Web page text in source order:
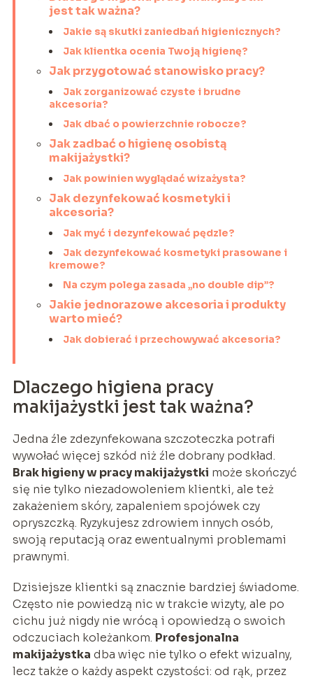
jest tak ważna?
Jakie są skutki zaniedbań higienicznych?
Jak klientka ocenia Twoją higienę?
Jak przygotować stanowisko pracy?
Jak zorganizować czyste i brudne
akcesoria?
Jak dbać o powierzchnie robocze?
Jak zadbać o higienę osobistą
makijażystki?
Jak powinien wyglądać wizażysta?
Jak dezynfekować kosmetyki i
akcesoria?
Jak myć i dezynfekować pędzle?
Jak dezynfekować kosmetyki prasowane i
kremowe?
Na czym polega zasada „no double dip”?
Jakie jednorazowe akcesoria i produkty
warto mieć?
Jak dobierać i przechowywać akcesoria?
Dlaczego higiena pracy
makijażystki jest tak ważna?
Jedna źle zdezynfekowana szczoteczka potrafi
wywołać więcej szkód niż źle dobrany podkład.
Brak higieny w pracy makijażystki może skończyć
się nie tylko niezadowoleniem klientki, ale też
zakażeniem skóry, zapaleniem spojówek czy
opryszczką. Ryzykujesz zdrowiem innych osób,
swoją reputacją oraz ewentualnymi problemami
prawnymi.
Dzisiejsze klientki są znacznie bardziej świadome.
Często nie powiedzą nic w trakcie wizyty, ale po
cichu już nigdy nie wrócą i opowiedzą o swoich
odczuciach koleżankom. Profesjonalna
makijażystka dba więc nie tylko o efekt wizualny,
lecz także o każdy aspekt czystości: od rąk, przez